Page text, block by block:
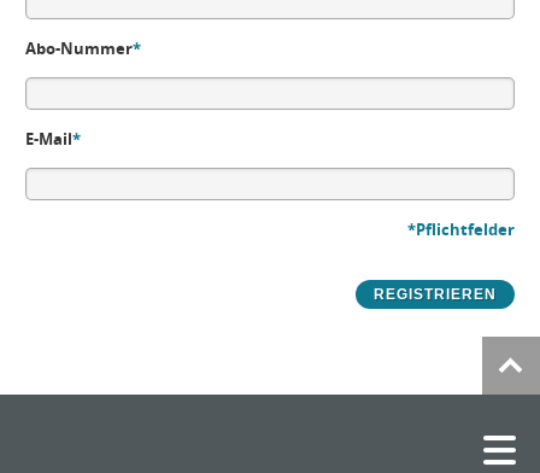
Abo-Nummer*
E-Mail*
*Pflichtfelder